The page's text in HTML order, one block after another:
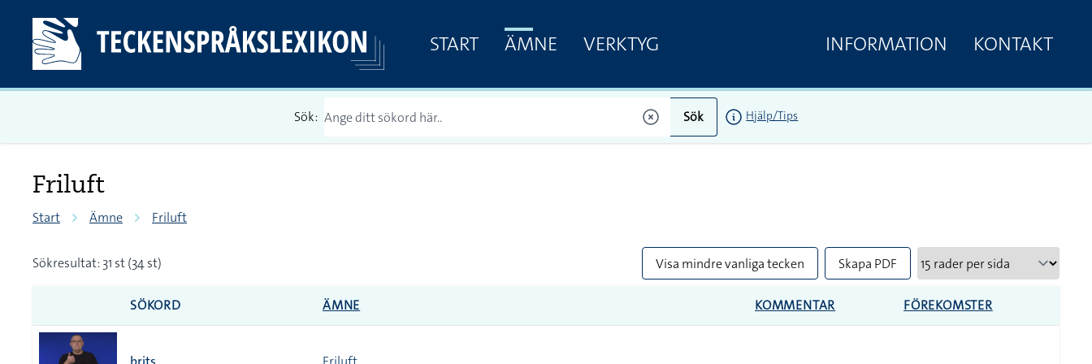
START ÄMNE VERKTYG INFORMATION KONTAKT
Sök: Sök Hjälp/Tips
Friluft
Start Ämne Friluft
Sökresultat: 31 st (34 st) Visa mindre vanliga tecken Skapa PDF
SÖKORD ÄMNE KOMMENTAR FÖREKOMSTER